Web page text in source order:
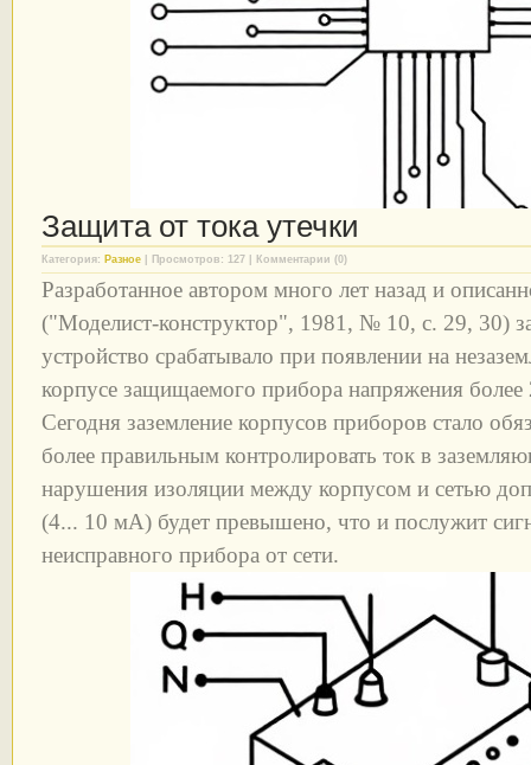
Защита от тока утечки
Категория: Разное | Просмотров: 127 | Комментарии (0)
Разработанное автором много лет назад и
("Моделист-конструктор", 1981, № 10, с. 29, 30)
устройство срабатывало при появлении на
корпусе защищаемого прибора напряжения более
Сегодня заземление корпусов приборов стало
более правильным контролировать ток в
нарушения изоляции между корпусом и сетью
(4... 10 мА) будет превышено, что и послужит
неисправного прибора от сети.